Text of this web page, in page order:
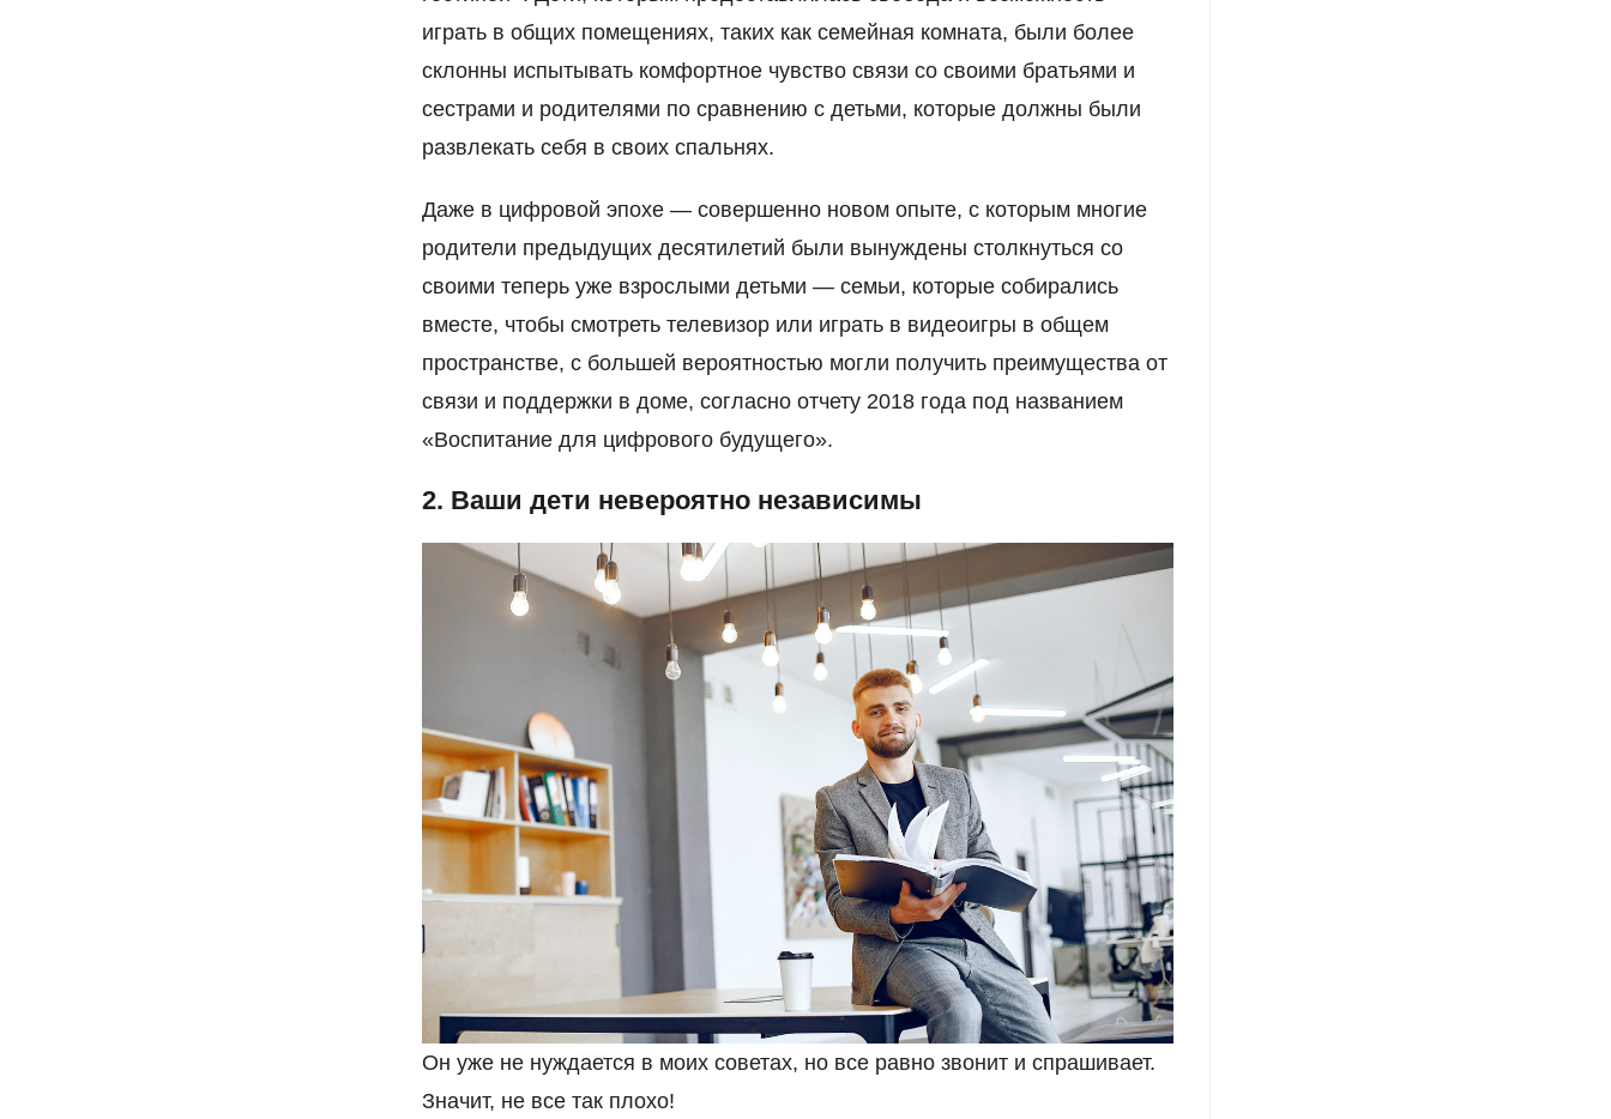
играть в общих помещениях, таких как семейная комната, были более
склонны испытывать комфортное чувство связи со своими братьями и
сестрами и родителями по сравнению с детьми, которые должны были
развлекать себя в своих спальнях.
Даже в цифровой эпохе — совершенно новом опыте, с которым многие
родители предыдущих десятилетий были вынуждены столкнуться со
своими теперь уже взрослыми детьми — семьи, которые собирались
вместе, чтобы смотреть телевизор или играть в видеоигры в общем
пространстве, с большей вероятностью могли получить преимущества от
связи и поддержки в доме, согласно отчету 2018 года под названием
«Воспитание для цифрового будущего».
2. Ваши дети невероятно независимы
Он уже не нуждается в моих советах, но все равно звонит и спрашивает.
Значит, не все так плохо!